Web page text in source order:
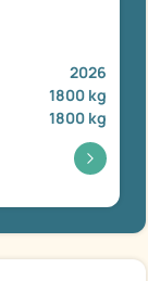
2026
1800 kg
1800 kg